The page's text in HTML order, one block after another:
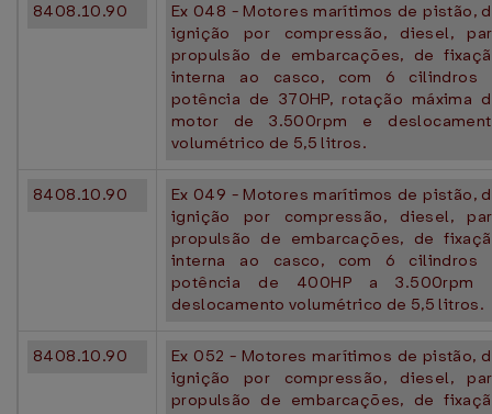
8408.10.90
Ex 048 - Motores marítimos de pistão,
ignição por compressão, diesel,
propulsão de embarcações, de
interna ao casco, com 6 cilindros
potência de 370HP, rotação máxima
motor de 3.500rpm e
volumétrico de 5,5 litros.
8408.10.90
Ex 049 - Motores marítimos de pistão,
ignição por compressão, diesel,
propulsão de embarcações, de
interna ao casco, com 6 cilindros
potência de 400HP a 3.500rpm
deslocamento volumétrico de 5,5 litros.
8408.10.90
Ex 052 - Motores marítimos de pistão,
ignição por compressão, diesel,
propulsão de embarcações, de